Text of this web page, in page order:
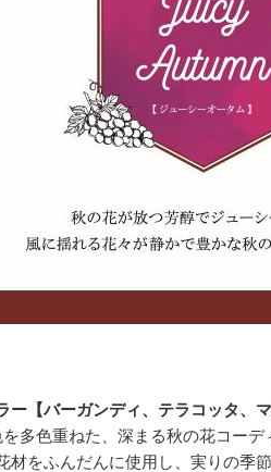
ー【バーガンディ、テラコッタ、
多色重ねた、深まる秋の花コーデ
材をふんだんに使用し、実りの季